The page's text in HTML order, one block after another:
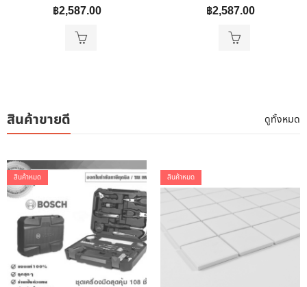
฿2,587.00 ฿2,587.00
สินค้าขายดี ดูทั้งหมด
สินค้าหมด สินค้าหมด